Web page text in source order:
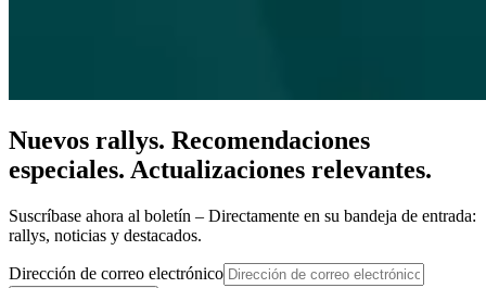
Nuevos rallys. Recomendaciones
especiales. Actualizaciones relevantes.
Suscríbase ahora al boletín – Directamente en su bandeja de entrada:
rallys, noticias y destacados.
Dirección de correo electrónico